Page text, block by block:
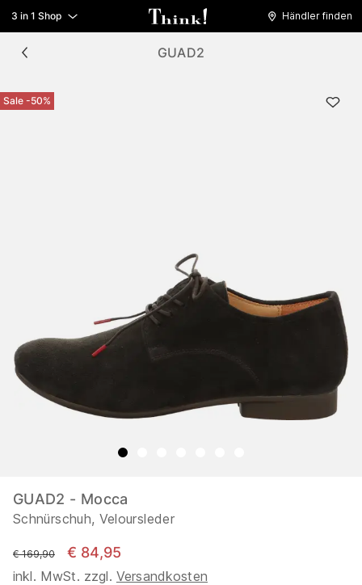
3 in 1 Shop Händler finden
GUAD2
Sale -50%
GUAD2 - Mocca
Schnürschuh, Veloursleder
statt
€ 169,90 € 84,95
inkl. MwSt. zzgl. Versandkosten